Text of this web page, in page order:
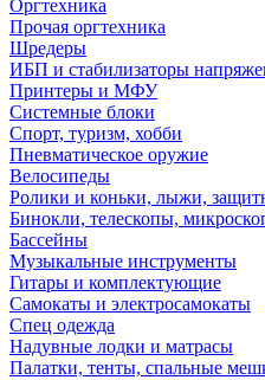
Оргтехника
Прочая оргтехника
Шредеры
ИБП и стабилизаторы
Принтеры и МФУ
Системные блоки
Спорт, туризм, хобби
Пневматическое оружие
Велосипеды
Ролики и коньки, лыжи,
Бинокли, телескопы,
Бассейны
Музыкальные инструменты
Гитары и комплектующие
Самокаты и электросамокаты
Спец одежда
Надувные лодки и матрасы
Палатки, тенты, спальные